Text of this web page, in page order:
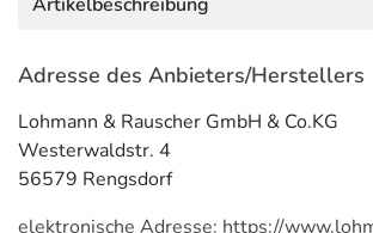
Adresse des Anbieters/Herstellers
Lohmann & Rauscher GmbH & Co.KG
Westerwaldstr. 4
56579 Rengsdorf
elektronische Adresse: https://